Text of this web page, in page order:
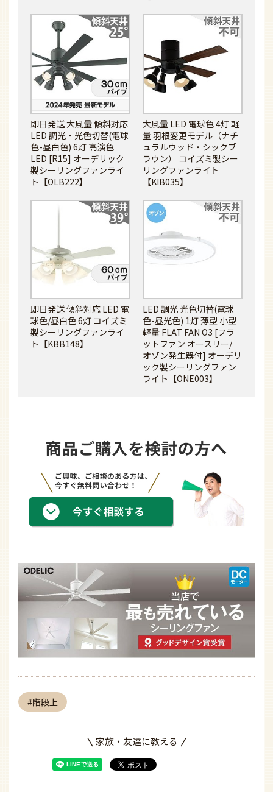
即日発送 大風量 傾斜対応
LED 調光・光色切替(電球
色-昼白色) 6灯 高演色
LED [R15] オーデリック
製シーリングファンライ
ト【OLB222】
大風量 LED 電球色 4灯 軽
量 羽根変更モデル（ナチ
ュラルウッド・シックブ
ラウン） コイズミ製シー
リングファンライト
【KIB035】
即日発送 傾斜対応 LED 電
球色/昼白色 6灯 コイズミ
製シーリングファンライ
ト【KBB148】
LED 調光 光色切替(電球
色-昼光色) 1灯 薄型 小型
軽量 FLAT FAN O3 [フラ
ットファン オースリー/
オゾン発生器付] オーデリ
ック製シーリングファン
ライト【ONE003】
階段上
家族・友達に教える